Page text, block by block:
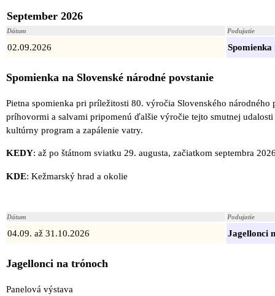
September 2026
Dátum Podujatie
02.09.2026 Spomienka
Spomienka na Slovenské národné povstanie
Pietna spomienka pri príležitosti 80. výročia Slovenského
príhovormi a salvami pripomenú ďalšie výročie tejto smutnej
kultúrny program a zapálenie vatry.
KEDY: až po štátnom sviatku 29. augusta, začiatkom septembra
KDE: Kežmarský hrad a okolie
Dátum Podujatie
04.09. až 31.10.2026 Jagellonci
Jagellonci na trónoch
Panelová výstava